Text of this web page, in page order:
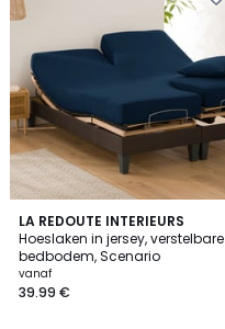
LA REDOUTE INTERIEURS
Hoeslaken in jersey, verstelbare
bedbodem, Scenario
vanaf
39.99 €
3.9
/ 5